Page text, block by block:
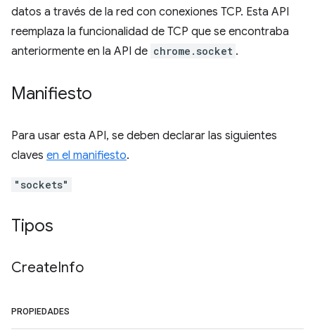
datos a través de la red con conexiones TCP. Esta API
reemplaza la funcionalidad de TCP que se encontraba
anteriormente en la API de chrome.socket .
Manifiesto
Para usar esta API, se deben declarar las siguientes
claves en el manifiesto.
"sockets"
Tipos
CreateInfo
PROPIEDADES